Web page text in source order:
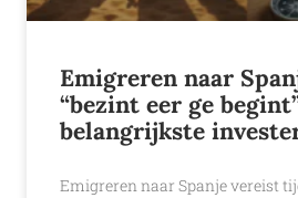
Emigreren naar
“bezint eer ge
belangrijkste
Emigreren naar Spanje vereist